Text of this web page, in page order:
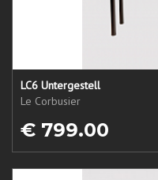
LC6 Untergestell
Le Corbusier
€ 799.00